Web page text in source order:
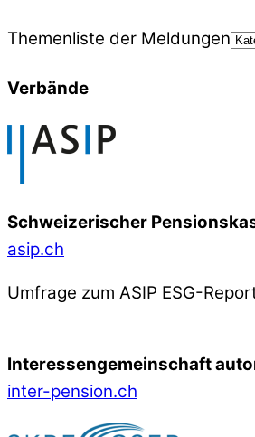
Themenliste der Meldungen
Verbände
Schweizerischer
asip.ch
Umfrage zum ASIP ESG-
Interessengemeinschaft
inter-pension.ch